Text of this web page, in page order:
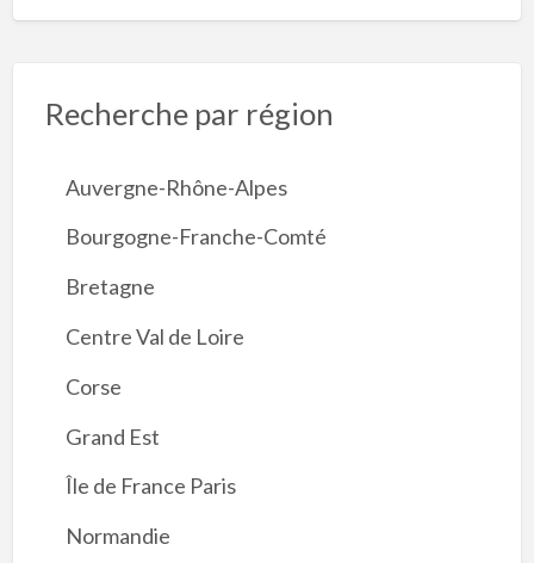
Recherche par région
Auvergne-Rhône-Alpes
Bourgogne-Franche-Comté
Bretagne
Centre Val de Loire
Corse
Grand Est
Île de France Paris
Normandie